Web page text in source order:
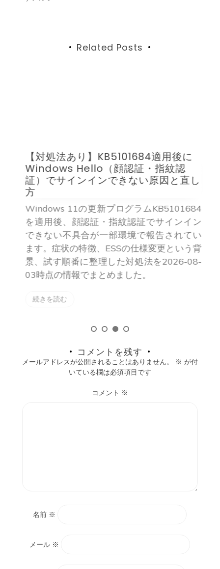
シ
Related Posts
【対処法あり】KB5101684適用後に
Windows Hello（顔認証・指紋認
証）でサインインできない原因と直し
方
Windows 11の更新プログラムKB5101684
を適用後、顔認証・指紋認証でサインイン
できない不具合が一部環境で報告されてい
ます。症状の特徴、ESSの仕様変更という背
景、試す順番に整理した対処法を2026-08-
03時点の情報でまとめました。
続きを読む
コメントを残す
メールアドレスが公開されることはありません。 ※ が付
いている欄は必須項目です
コメント ※
名前 ※
メール ※